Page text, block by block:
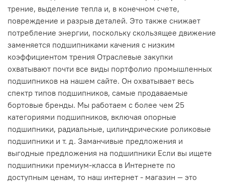
трение, выделение тепла и, в конечном счете,
повреждение и разрыв деталей. Это также снижает
потребление энергии, поскольку скользящее движение
заменяется подшипниками качения с низким
коэффициентом трения Отраслевые закупки
охватывают почти все виды портфолио промышленных
подшипников на нашем сайте. Он охватывает весь
спектр типов подшипников, самые продаваемые
бортовые бренды. Мы работаем с более чем 25
категориями подшипников, включая опорные
подшипники, радиальные, цилиндрические роликовые
подшипники и т. д. Заманчивые предложения и
выгодные предложения на подшипники Если вы ищете
подшипники премиум-класса в Интернете по
доступным ценам, то наш интернет - магазин — это